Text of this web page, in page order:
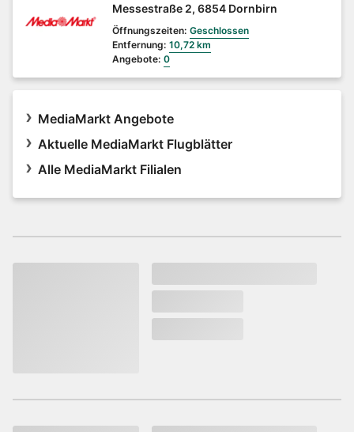
Messestraße 2, 6854 Dornbirn
Öffnungszeiten: Geschlossen
Entfernung: 10,72 km
Angebote: 0
MediaMarkt Angebote
Aktuelle MediaMarkt Flugblätter
Alle MediaMarkt Filialen